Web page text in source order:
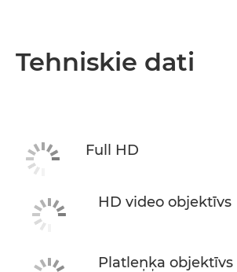
Tehniskie dati
Full HD
HD video objektīvs
Platleņķa objektīvs